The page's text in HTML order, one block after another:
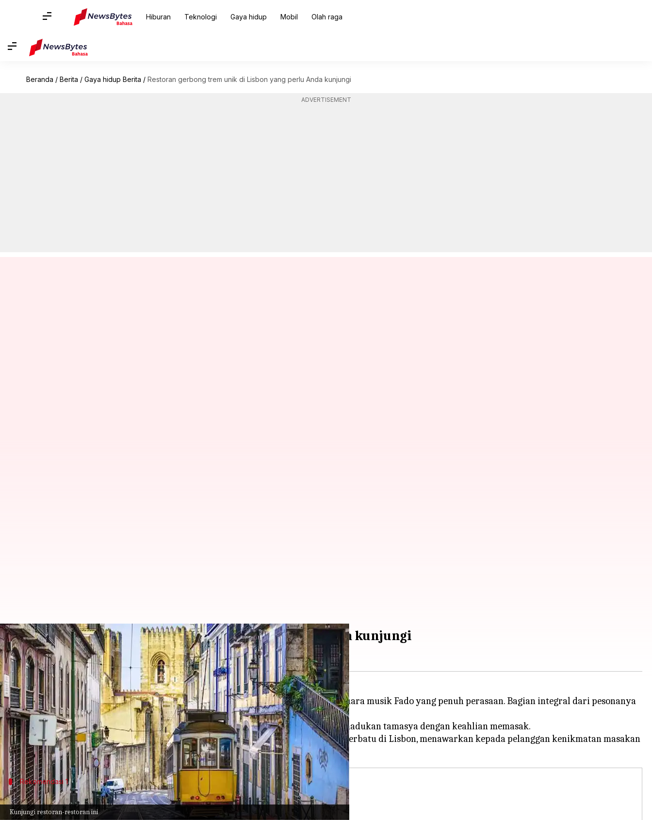
Hiburan Teknologi Gaya hidup Mobil Olah raga
Beranda / Berita / Gaya hidup Berita / Restoran gerbong trem unik di Lisbon yang perlu Anda kunjungi
ADVERTISEMENT
Kunjungi restoran-restoran ini
Restoran gerbong trem unik di Lisbon yang perlu Anda kunjungi
menulis Bob Mar 27, 2024 11:18 am
Apa ceritanya
Lisbon, ibu kota Portugal yang berbukit-bukit, terkenal dengan budaya kafe dan suara musik Fado yang penuh perasaan. Bagian integral dari pesonanya
adalah sistem trem bersejarah.
Beberapa trem ikonik telah diubah menjadi pengalaman bersantap khas yang memadukan tamasya dengan keahlian memasak.
Restoran-restoran gerbong trem ini menyediakan perjalanan melalui jalan-jalan berbatu di Lisbon, menawarkan kepada pelanggan kenikmatan masakan
Rekomendasi 1
Nikmati kota di atas rel
Salah satu cara paling berkesan untuk bersantap di Lisbon adalah naik Tram 28.